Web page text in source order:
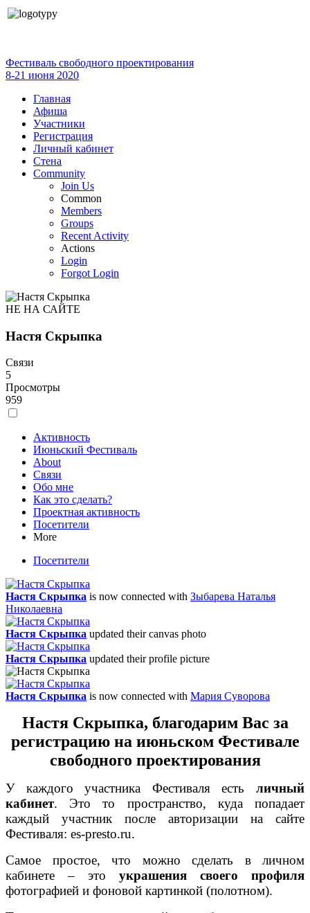
Фестиваль свободного проектирования
8-21 июня 2020
Главная
Афиша
Участники
Регистрация
Личный кабинет
Стена
Community
Join Us
Common
Members
Groups
Recent Activity
Actions
Login
Forgot Login
НЕ НА САЙТЕ
Настя Скрыпка
Связи
5
Просмотры
959
Активность
Июньский Фестиваль
About
Связи
Обо мне
Как это сделать?
Проектная активность
Посетители
More
Посетители
Настя Скрыпка is now connected with Зыбарева Наталья
Николаевна
Настя Скрыпка updated their canvas photo
Настя Скрыпка updated their profile picture
Настя Скрыпка is now connected with Мария Суворова
Настя Скрыпка, благодарим Вас за
регистрацию на июньском Фестивале
свободного проектирования
У каждого участника Фестиваля есть личный
кабинет. Это то пространство, куда попадает
каждый участник после авторизации на сайте
Фестиваля: es-presto.ru.
Самое простое, что можно сделать в личном
кабинете – это украшения своего профиля
фотографией и фоновой картинкой (полотном).